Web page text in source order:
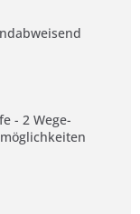
- 2 Wege-